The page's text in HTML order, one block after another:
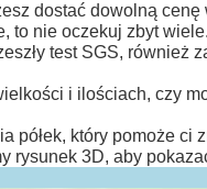
dostać dowolną
to nie oczekuj zbyt wiele.
test SGS, również
i ilościach, czy
półek, który pomoże ci
rysunek 3D, aby